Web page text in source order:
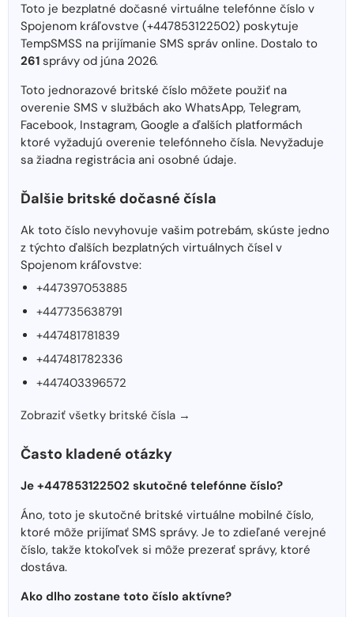
Toto je bezplatné dočasné virtuálne telefónne číslo v
Spojenom kráľovstve (+447853122502) poskytuje
TempSMSS na prijímanie SMS správ online. Dostalo to
261 správy od júna 2026.
Toto jednorazové britské číslo môžete použiť na
overenie SMS v službách ako WhatsApp, Telegram,
Facebook, Instagram, Google a ďalších platformách
ktoré vyžadujú overenie telefónneho čísla. Nevyžaduje
sa žiadna registrácia ani osobné údaje.
Ďalšie britské dočasné čísla
Ak toto číslo nevyhovuje vašim potrebám, skúste jedno
z týchto ďalších bezplatných virtuálnych čísel v
Spojenom kráľovstve:
+447397053885
+447735638791
+447481781839
+447481782336
+447403396572
Zobraziť všetky britské čísla →
Často kladené otázky
Je +447853122502 skutočné telefónne číslo?
Áno, toto je skutočné britské virtuálne mobilné číslo,
ktoré môže prijímať SMS správy. Je to zdieľané verejné
číslo, takže ktokoľvek si môže prezerať správy, ktoré
dostáva.
Ako dlho zostane toto číslo aktívne?